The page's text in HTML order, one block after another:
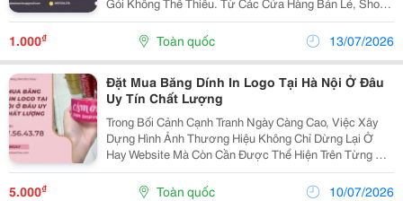
Online, Doanh Nghiệp Thương Mại Đến Nhà Máy Sản
Xuất Đều Sử Dụng Băng Dính Mỗi Ngày Để Niêm
Phong...
1.000₫ Toàn quốc 13/07/2026
Đặt Mua Băng Dính In Logo Tại Hà Nội Ở Đâu
Uy Tín Chất Lượng
Trong Bối Cảnh Cạnh Tranh Ngày Càng Cao, Việc Xây
Dựng Hình Ảnh Thương Hiệu Không Chỉ Dừng Lại Ở
Hay Website Mà Còn Cần Được Thể Hiện Trên Từng Chi
Tiết Trong Quá Trình Đóng Gói Và Giao Hàng. Một Trong
Những Giải Pháp Được Nhiều Doanh Nghiệp, Nhà
5.000₫ Toàn quốc 10/07/2026